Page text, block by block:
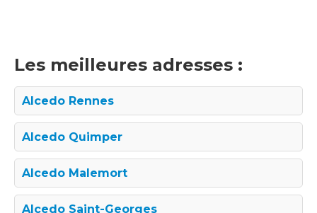
Les meilleures adresses :
Alcedo Rennes
Alcedo Quimper
Alcedo Malemort
Alcedo Saint-Georges